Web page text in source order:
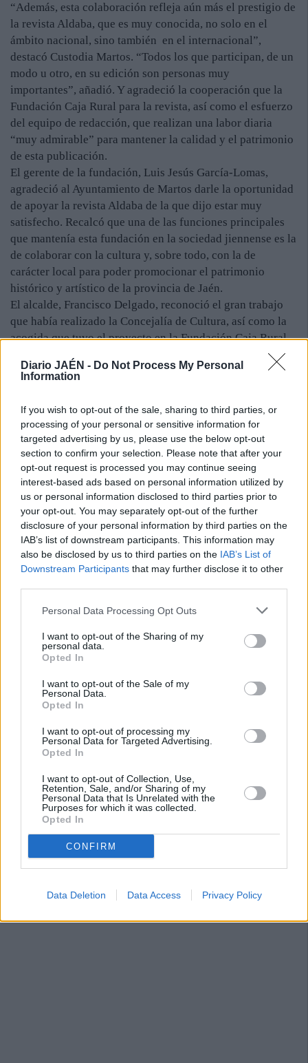
Diario JAÉN - Do Not Process My Personal
Information
If you wish to opt-out of the sale, sharing to third parties, or
processing of your personal or sensitive information for
targeted advertising by us, please use the below opt-out
section to confirm your selection. Please note that after your
opt-out request is processed you may continue seeing
interest-based ads based on personal information utilized by
us or personal information disclosed to third parties prior to
your opt-out. You may separately opt-out of the further
disclosure of your personal information by third parties on the
IAB’s list of downstream participants. This information may
also be disclosed by us to third parties on the IAB’s List of
Downstream Participants that may further disclose it to other
Personal Data Processing Opt Outs
I want to opt-out of the Sharing of my
personal data.
Opted In
I want to opt-out of the Sale of my
Personal Data.
Opted In
I want to opt-out of processing my
Personal Data for Targeted Advertising.
Opted In
I want to opt-out of Collection, Use,
Retention, Sale, and/or Sharing of my
Personal Data that Is Unrelated with the
Purposes for which it was collected.
Opted In
CONFIRM
Data Deletion Data Access Privacy Policy
“Además, esta colaboración refleja aún más el prestigio de
la revista Aldaba, que es muy conocida, no solo en el
ámbito nacional, sino también en el internacional”,
destacó Custodia Martos. “Todos los que participan, de un
modo u otro, en su edición son personas muy
importantes”, añadió. Y agradeció la cooperación que la
Fundación Caja Rural para la revista, así como el esfuerzo
del equipo de redacción, que realizan una labor diaria
“muy admirable” para mantener la calidad y el patrimonio
de esta publicación.
El gerente de la fundación, Luis Jesús García-Lomas,
agradeció al Ayuntamiento de Martos darle la oportunidad
de apoyar la revista Aldaba de la que dijo estar muy
satisfecho. Recalcó que una de las funciones principales
que mantenía esta fundación en la sociedad jiennense es la
de colaborar con la cultura y, sobre todo, con la de
carácter local para poder promocionar el patrimonio
histórico y artístico de la provincia de Jaén.
El alcalde, Francisco Delgado, reconoció el gran trabajo
que había realizado la Concejalía de Cultura, así como la
acogida que tuvo el proyecto en la Fundación Caja Rural.
ayudado con buena disposición”, afirmó. Delgado recordó
económicos, desde el Ayuntamiento intentan “hacer
posibles” todas las ideas que suponen un beneficio para
los marteños. “Espero que la revista agrade a la fundación
y, sobre todo, aprecie el cariño con el que está hecha”,
finalizó el alcalde.
La revista Aldaba publicará hoy mismo su edición número
34 en la que, un año más, reflejará la cultura y el
patrimonio de Martos.